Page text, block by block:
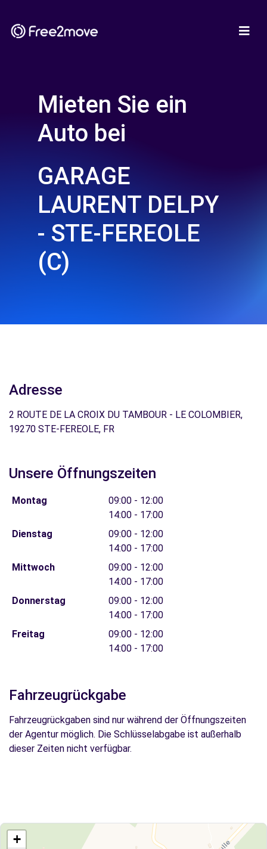
Mieten Sie ein
Auto bei
GARAGE
LAURENT DELPY
- STE-FEREOLE
(C)
Adresse
2 ROUTE DE LA CROIX DU TAMBOUR - LE COLOMBIER,
19270 STE-FEREOLE, FR
Unsere Öffnungszeiten
Montag
09:00 - 12:00
14:00 - 17:00
Dienstag
09:00 - 12:00
14:00 - 17:00
Mittwoch
09:00 - 12:00
14:00 - 17:00
Donnerstag
09:00 - 12:00
14:00 - 17:00
Freitag
09:00 - 12:00
14:00 - 17:00
Fahrzeugrückgabe
Fahrzeugrückgaben sind nur während der Öffnungszeiten
der Agentur möglich. Die Schlüsselabgabe ist außerhalb
dieser Zeiten nicht verfügbar.
+